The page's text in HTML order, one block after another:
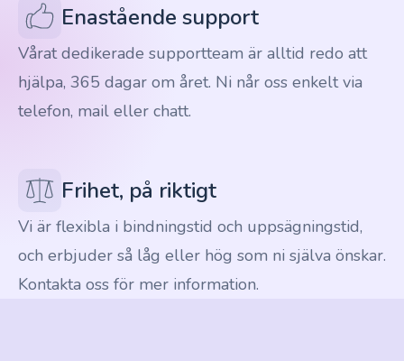
Enastående support
Vårat dedikerade supportteam är alltid redo att
hjälpa, 365 dagar om året. Ni når oss enkelt via
telefon, mail eller chatt.
Frihet, på riktigt
Vi är flexibla i bindningstid och uppsägningstid,
och erbjuder så låg eller hög som ni själva önskar.
Kontakta oss för mer information.